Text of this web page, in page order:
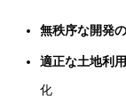
無秩序な開発
適正な土地利用
化